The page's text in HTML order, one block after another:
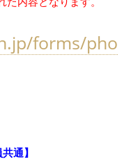
forms/pho
通】